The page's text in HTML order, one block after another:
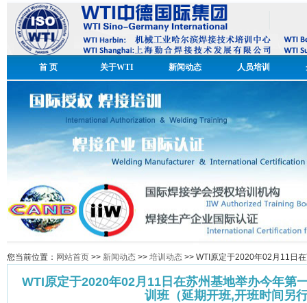
首 页 关于WTI 新闻动态 人员培训
您当前位置： 网站首页 >> 新闻动态 >> 培训动态 >> WTI原定于2020年02月11日
WTI原定于2020年02月11日在苏州基地举办今年第
训班（延期开班,开班时间另